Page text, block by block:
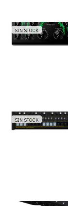
SIN STOCK
SIN STOCK